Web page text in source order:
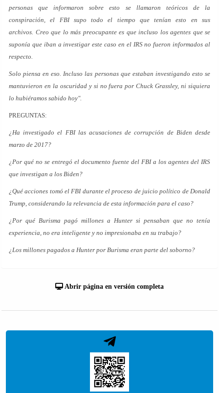
personas que informaron sobre esto se llamaron teóricos de la
conspiración, el FBI supo todo el tiempo que tenían esto en sus
archivos. Creo que lo más preocupante es que incluso los agentes que se
suponía que iban a investigar este caso en el IRS no fueron informados al
respecto.
Solo piensa en eso. Incluso las personas que estaban investigando esto se
mantuvieron en la oscuridad y si no fuera por Chuck Grassley, ni siquiera
lo hubiéramos sabido hoy".
PREGUNTAS:
¿Ha investigado el FBI las acusaciones de corrupción de Biden desde
marzo de 2017?
¿Por qué no se entregó el documento fuente del FBI a los agentes del IRS
que investigan a los Biden?
¿Qué acciones tomó el FBI durante el proceso de juicio político de Donald
Trump, considerando la relevancia de esta información para el caso?
¿Por qué Burisma pagó millones a Hunter si pensaban que no tenía
experiencia, no era inteligente y no impresionaba en su trabajo?
¿Los millones pagados a Hunter por Burisma eran parte del soborno?
Abrir página en versión completa